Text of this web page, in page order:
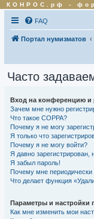
КОНРОС.рф -
FAQ
Портал нумизматов
Часто
Вход на конференцию и
Зачем мне нужно
Что такое COPPA?
Почему я не могу
Я только что
Почему я не могу войти?
Я давно зарегистрирован,
Я забыл пароль!
Почему мне периодически
Что делает функция
Параметры и настройки
Как мне изменить мои